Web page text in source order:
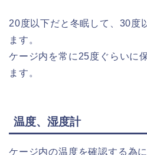
20度以下だと冬眠して、30度
ます。
ケージ内を常に25度ぐらいに
ます。
温度、湿度計
ケージ内の温度を確認する為に